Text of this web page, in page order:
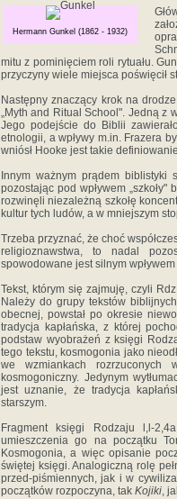
Hermann Gunkel (1862 - 1932)
mitu z pominięciem roli rytuału.
przyczyny wiele miejsca poświęcił
Następny znaczący krok na
„Myth and Ritual School". Jedną z
Jego podejście do Biblii
etnologii, a wpływy m.in. Frazera
wniósł Hooke jest takie
Innym ważnym prądem biblistyki
pozostając pod wpływem
rozwinęli niezależną szkołę
kultur tych ludów, a w mniejszym
Trzeba przyznać, że choć
religioznawstwa, to nadal
spowodowane jest silnym
Tekst, którym się zajmuję, czyli
Należy do grupy tekstów
obecnej, powstał po okresie
tradycja kapłańska, z której
podstaw wyobrażeń z księgi
tego tekstu, kosmogonia jako
we wzmiankach
kosmogoniczny. Jedynym
jest uznanie, że tradycja
starszym.
Fragment księgi Rodzaju l,l-
umieszczenia go na początku
Kosmogonia, a więc opisanie
świętej księgi. Analogiczną rolę
przed-piśmiennych, jak i w
początków rozpoczyna, tak Kojiki,